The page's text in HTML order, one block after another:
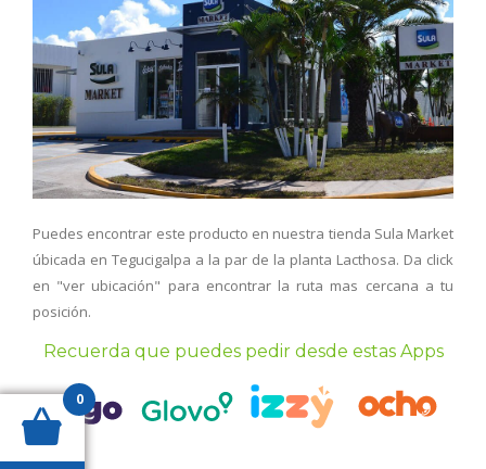
Puedes encontrar este producto en nuestra tienda Sula Market
úbicada en Tegucigalpa a la par de la planta Lacthosa. Da click
en "ver ubicación" para encontrar la ruta mas cercana a tu
posición.
Recuerda que puedes pedir desde estas Apps
0